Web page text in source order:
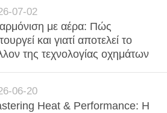
07-02
με αέρα: Πώς
και γιατί αποτελεί το
της τεχνολογίας οχημάτων
06-20
Heat & Performance: Η